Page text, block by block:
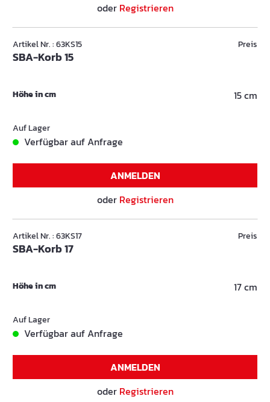
oder Registrieren
Artikel Nr. : 63KS15
SBA-Korb 15
Preis
Höhe in cm 15 cm
Auf Lager
Verfügbar auf Anfrage
ANMELDEN
oder Registrieren
Artikel Nr. : 63KS17
SBA-Korb 17
Preis
Höhe in cm 17 cm
Auf Lager
Verfügbar auf Anfrage
ANMELDEN
oder Registrieren